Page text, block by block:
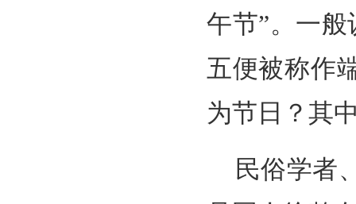
午节”。一般
五便被称作
为节日？其
民俗学者